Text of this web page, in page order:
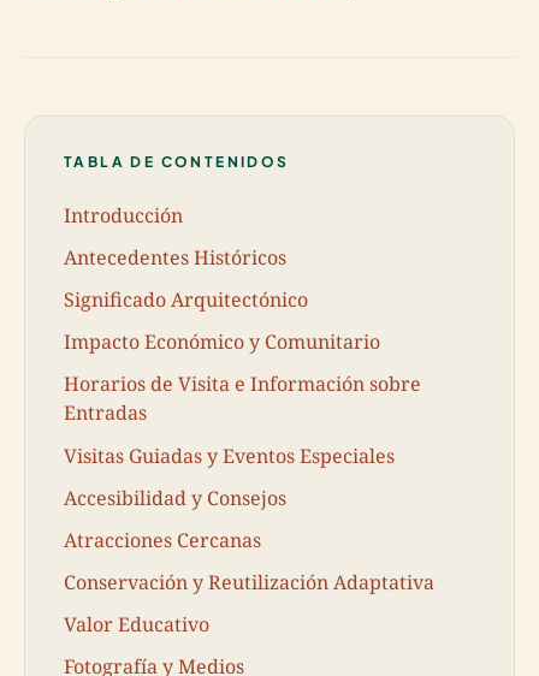
TABLA DE CONTENIDOS
Introducción
Antecedentes Históricos
Significado Arquitectónico
Impacto Económico y Comunitario
Horarios de Visita e Información sobre
Entradas
Visitas Guiadas y Eventos Especiales
Accesibilidad y Consejos
Atracciones Cercanas
Conservación y Reutilización Adaptativa
Valor Educativo
Fotografía y Medios